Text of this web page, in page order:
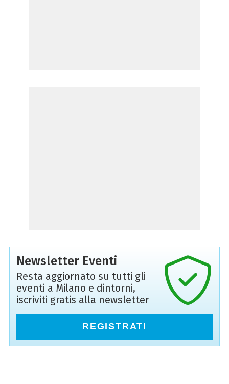
Newsletter Eventi
Resta aggiornato su tutti gli
eventi a Milano e dintorni,
iscriviti gratis alla newsletter
REGISTRATI